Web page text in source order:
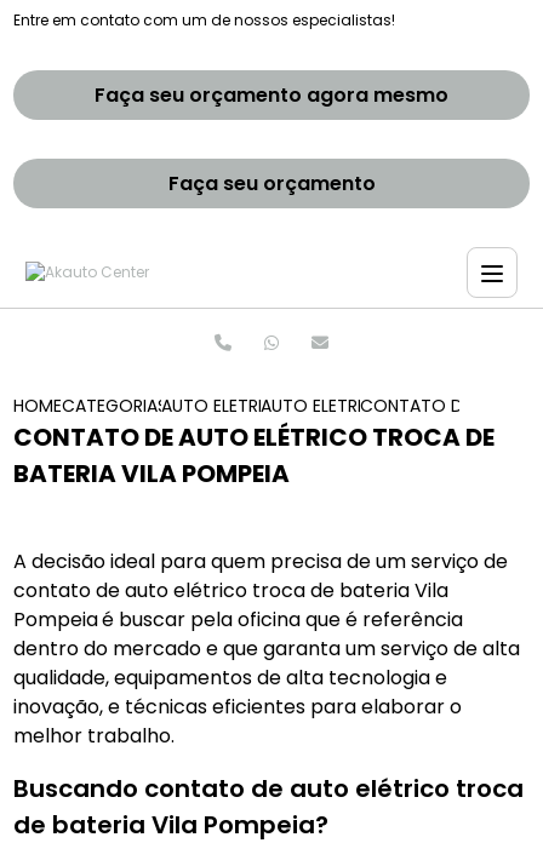
Entre em contato com um de nossos especialistas!
Faça seu orçamento agora mesmo
Faça seu orçamento
HOMECATEGORIASAUTO ELETRICASAUTO ELETRICA SAO PAULO
CONTATO DE AUTO
CONTATO DE AUTO ELÉTRICO TROCA DE
BATERIA VILA POMPEIA
A decisão ideal para quem precisa de um serviço de
contato de auto elétrico troca de bateria Vila
Pompeiaé buscar pela oficina que é referência
dentro do mercado e que garanta um serviço de alta
qualidade, equipamentos de alta tecnologia e
inovação, e técnicas eficientes para elaborar o
melhor trabalho.
Buscando contato de auto elétrico troca
de bateria Vila Pompeia?